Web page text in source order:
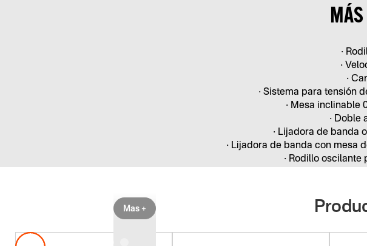
•
•
•
• Sistema para tensión
• Mesa inclinable
• Doble
• Lijadora de banda
• Lijadora de banda con mesa
• Rodillo
Mas +